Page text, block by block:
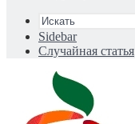
Sidebar
Случайная статья